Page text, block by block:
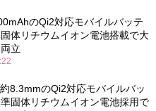
のQi2対応モバイルバッテ
体リチウムイオン電池搭載で大
立
8.3mmのQi2対応モバイルバッ
固体リチウムイオン電池採用で